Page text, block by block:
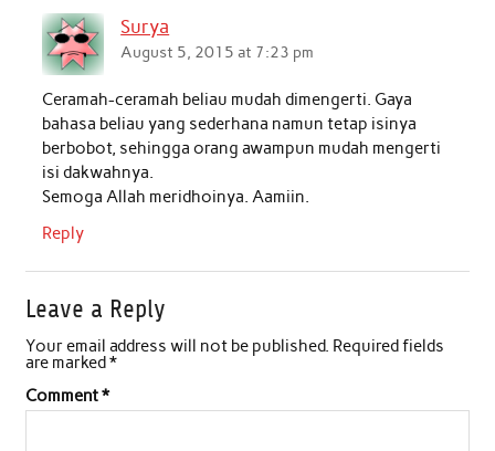
Surya
August 5, 2015 at 7:23 pm
Ceramah-ceramah beliau mudah dimengerti. Gaya
bahasa beliau yang sederhana namun tetap isinya
berbobot, sehingga orang awampun mudah mengerti
isi dakwahnya.
Semoga Allah meridhoinya. Aamiin.
Reply
Leave a Reply
Your email address will not be published. Required fields
are marked*
Comment*